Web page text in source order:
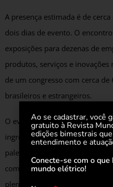
A presença estimada é de
dois dias de evento. O
exposições para dezenas de
produtos, serviços e inovações
de um congresso com cerca
brasileiros e estrangeiros.
O evento oferece ao público
ingresso da feira dá acesso à
palestras que acontecem no
completo (plenária) que, além
plenária principal com as
Ao se cadastrar, você
gratuito à Revista
edições bimestrais
entendimento e
Conecte-se com o
mundo elétrico!